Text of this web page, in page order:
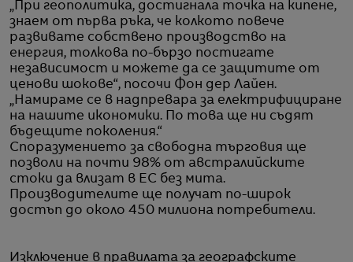
„При геополитика, достигнала точка на кипене,
знаем от първа ръка, че колкото повече
развивате собствено производство на
енергия, толкова по-бързо постигате
независимост и можете да се защитите от
ценови шокове“, посочи Фон дер Лайен.
„Намираме се в надпревара за електрифициране
на нашите икономики. По това ще ни съдят
бъдещите поколения.“
Споразумението за свободна търговия ще
позволи на почти 98% от австралийските
стоки да влизат в ЕС без мита.
Производителите ще получат по-широк
достъп до около 450 милиона потребители.
Изключение в правилата за географските